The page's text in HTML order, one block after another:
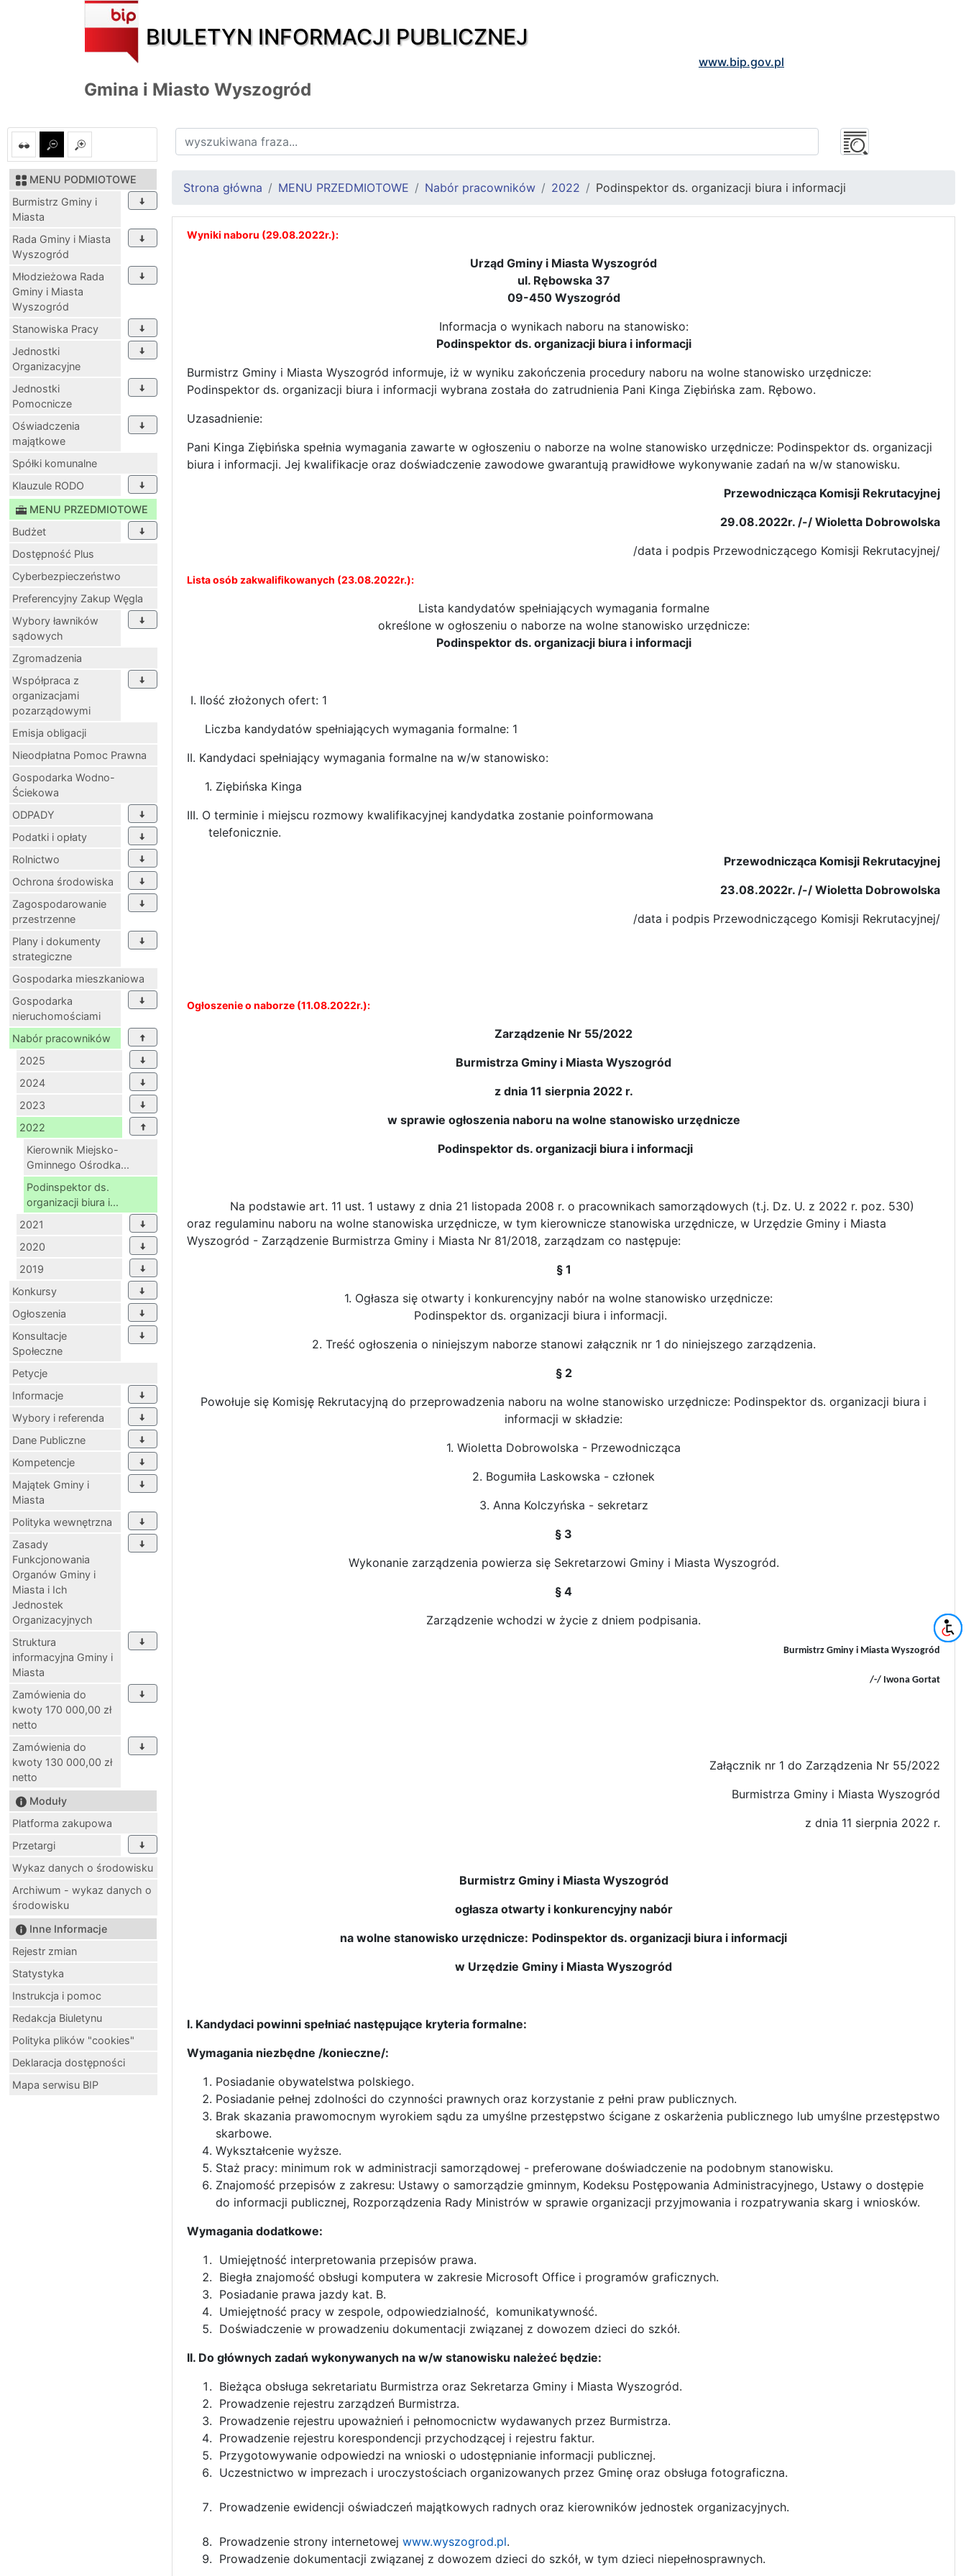
BIULETYN INFORMACJI PUBLICZNEJ
www.bip.gov.pl
Gmina i Miasto Wyszogród
MENU PODMIOTOWE
Burmistrz Gminy i
Miasta
Rada Gminy i Miasta
Wyszogród
Młodzieżowa Rada
Gminy i Miasta
Wyszogród
Stanowiska Pracy
Jednostki
Organizacyjne
Jednostki
Pomocnicze
Oświadczenia
majątkowe
Spółki komunalne
Klauzule RODO
MENU PRZEDMIOTOWE
Budżet
Dostępność Plus
Cyberbezpieczeństwo
Preferencyjny Zakup Węgla
Wybory ławników
sądowych
Zgromadzenia
Współpraca z
organizacjami
pozarządowymi
Emisja obligacji
Nieodpłatna Pomoc Prawna
Gospodarka Wodno-
Ściekowa
ODPADY
Podatki i opłaty
Rolnictwo
Ochrona środowiska
Zagospodarowanie
przestrzenne
Plany i dokumenty
strategiczne
Gospodarka mieszkaniowa
Gospodarka
nieruchomościami
Nabór pracowników
2025
2024
2023
2022
Kierownik Miejsko-
Gminnego Ośrodka...
Podinspektor ds.
organizacji biura i...
2021
2020
2019
Konkursy
Ogłoszenia
Konsultacje
Społeczne
Petycje
Informacje
Wybory i referenda
Dane Publiczne
Kompetencje
Majątek Gminy i
Miasta
Polityka wewnętrzna
Zasady
Funkcjonowania
Organów Gminy i
Miasta i Ich
Jednostek
Organizacyjnych
Struktura
informacyjna Gminy i
Miasta
Zamówienia do
kwoty 170 000,00 zł
netto
Zamówienia do
kwoty 130 000,00 zł
netto
Moduły
Platforma zakupowa
Przetargi
Wykaz danych o środowisku
Archiwum - wykaz danych o
środowisku
Inne Informacje
Rejestr zmian
Statystyka
Instrukcja i pomoc
Redakcja Biuletynu
Polityka plików "cookies"
Deklaracja dostępności
Mapa serwisu BIP
Strona główna MENU PRZEDMIOTOWE Nabór pracowników 2022 Podinspektor ds. organizacji biura i informacji
Wyniki naboru (29.08.2022r.):
Urząd Gminy i Miasta Wyszogród
ul. Rębowska 37
09-450 Wyszogród
Informacja o wynikach naboru na stanowisko:
Podinspektor ds. organizacji biura i informacji
Burmistrz Gminy i Miasta Wyszogród informuje, iż w wyniku zakończenia procedury naboru na wolne stanowisko urzędnicze:
Podinspektor ds. organizacji biura i informacji wybrana została do zatrudnienia Pani Kinga Ziębińska zam. Rębowo.
Uzasadnienie:
Pani Kinga Ziębińska spełnia wymagania zawarte w ogłoszeniu o naborze na wolne stanowisko urzędnicze: Podinspektor ds. organizacji
biura i informacji. Jej kwalifikacje oraz doświadczenie zawodowe gwarantują prawidłowe wykonywanie zadań na w/w stanowisku.
Przewodnicząca Komisji Rekrutacyjnej
29.08.2022r. /-/ Wioletta Dobrowolska
/data i podpis Przewodniczącego Komisji Rekrutacyjnej/
Lista osób zakwalifikowanych (23.08.2022r.):
Lista kandydatów spełniających wymagania formalne
określone w ogłoszeniu o naborze na wolne stanowisko urzędnicze:
Podinspektor ds. organizacji biura i informacji
I. Ilość złożonych ofert: 1
Liczba kandydatów spełniających wymagania formalne: 1
II. Kandydaci spełniający wymagania formalne na w/w stanowisko:
1. Ziębińska Kinga
III. O terminie i miejscu rozmowy kwalifikacyjnej kandydatka zostanie poinformowana
telefonicznie.
Przewodnicząca Komisji Rekrutacyjnej
23.08.2022r. /-/ Wioletta Dobrowolska
/data i podpis Przewodniczącego Komisji Rekrutacyjnej/
Ogłoszenie o naborze (11.08.2022r.):
Zarządzenie Nr 55/2022
Burmistrza Gminy i Miasta Wyszogród
z dnia 11 sierpnia 2022 r.
w sprawie ogłoszenia naboru na wolne stanowisko urzędnicze
Podinspektor ds. organizacji biura i informacji
Na podstawie art. 11 ust. 1 ustawy z dnia 21 listopada 2008 r. o pracownikach samorządowych (t.j. Dz. U. z 2022 r. poz. 530)
oraz regulaminu naboru na wolne stanowiska urzędnicze, w tym kierownicze stanowiska urzędnicze, w Urzędzie Gminy i Miasta
Wyszogród - Zarządzenie Burmistrza Gminy i Miasta Nr 81/2018, zarządzam co następuje:
§ 1
1. Ogłasza się otwarty i konkurencyjny nabór na wolne stanowisko urzędnicze:
Podinspektor ds. organizacji biura i informacji.
2. Treść ogłoszenia o niniejszym naborze stanowi załącznik nr 1 do niniejszego zarządzenia.
§ 2
Powołuje się Komisję Rekrutacyjną do przeprowadzenia naboru na wolne stanowisko urzędnicze: Podinspektor ds. organizacji biura i
informacji w składzie:
1. Wioletta Dobrowolska - Przewodnicząca
2. Bogumiła Laskowska - członek
3. Anna Kolczyńska - sekretarz
§ 3
Wykonanie zarządzenia powierza się Sekretarzowi Gminy i Miasta Wyszogród.
§ 4
Zarządzenie wchodzi w życie z dniem podpisania.
Burmistrz Gminy i Miasta Wyszogród
/-/ Iwona Gortat
Załącznik nr 1 do Zarządzenia Nr 55/2022
Burmistrza Gminy i Miasta Wyszogród
z dnia 11 sierpnia 2022 r.
Burmistrz Gminy i Miasta Wyszogród
ogłasza otwarty i konkurencyjny nabór
na wolne stanowisko urzędnicze: Podinspektor ds. organizacji biura i informacji
w Urzędzie Gminy i Miasta Wyszogród
I. Kandydaci powinni spełniać następujące kryteria formalne:
Wymagania niezbędne /konieczne/:
Posiadanie obywatelstwa polskiego.
Posiadanie pełnej zdolności do czynności prawnych oraz korzystanie z pełni praw publicznych.
Brak skazania prawomocnym wyrokiem sądu za umyślne przestępstwo ścigane z oskarżenia publicznego lub umyślne przestępstwo
skarbowe.
Wykształcenie wyższe.
Staż pracy: minimum rok w administracji samorządowej - preferowane doświadczenie na podobnym stanowisku.
Znajomość przepisów z zakresu: Ustawy o samorządzie gminnym, Kodeksu Postępowania Administracyjnego, Ustawy o dostępie
do informacji publicznej, Rozporządzenia Rady Ministrów w sprawie organizacji przyjmowania i rozpatrywania skarg i wniosków.
Wymagania dodatkowe:
Umiejętność interpretowania przepisów prawa.
Biegła znajomość obsługi komputera w zakresie Microsoft Office i programów graficznych.
Posiadanie prawa jazdy kat. B.
Umiejętność pracy w zespole, odpowiedzialność, komunikatywność.
Doświadczenie w prowadzeniu dokumentacji związanej z dowozem dzieci do szkół.
II. Do głównych zadań wykonywanych na w/w stanowisku należeć będzie:
Bieżąca obsługa sekretariatu Burmistrza oraz Sekretarza Gminy i Miasta Wyszogród.
Prowadzenie rejestru zarządzeń Burmistrza.
Prowadzenie rejestru upoważnień i pełnomocnictw wydawanych przez Burmistrza.
Prowadzenie rejestru korespondencji przychodzącej i rejestru faktur.
Przygotowywanie odpowiedzi na wnioski o udostępnianie informacji publicznej.
Uczestnictwo w imprezach i uroczystościach organizowanych przez Gminę oraz obsługa fotograficzna.
Prowadzenie ewidencji oświadczeń majątkowych radnych oraz kierowników jednostek organizacyjnych.
Prowadzenie strony internetowej www.wyszogrod.pl.
Prowadzenie dokumentacji związanej z dowozem dzieci do szkół, w tym dzieci niepełnosprawnych.